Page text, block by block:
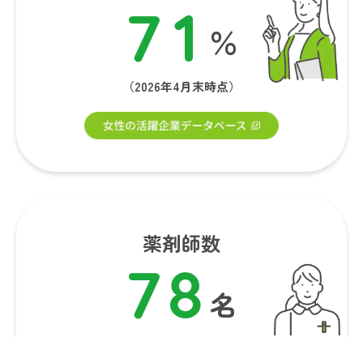
71 ％
（2026年4月末時点）
薬剤師数
78 名